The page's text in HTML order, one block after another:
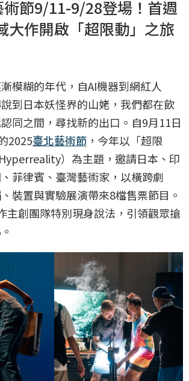
節9/11-9/28登場！首週
大作開啟「超限動」之旅
模糊的年代，自AI機器到網紅人
到日本妖怪界的山姥，我們都在飲
同之間，尋找新的出口。自9月11日
2025臺北藝術節 ，今年以「超限
）為主題，邀請日本、印
菲律賓、臺灣藝術家，以橫跨劇
裝置與實驗展演帶來8檔售票節目。
主創團隊特別現身說法，引領觀眾搶